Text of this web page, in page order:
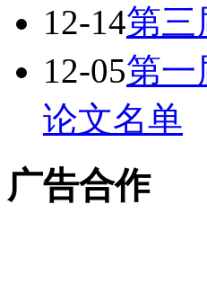
12-14第三
12-05第一
论文名单
广告合作